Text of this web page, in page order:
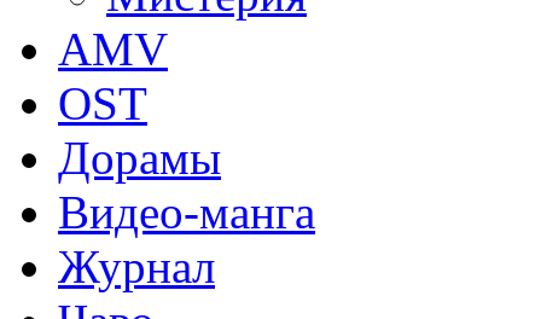
AMV
OST
Дорамы
Видео-манга
Журнал